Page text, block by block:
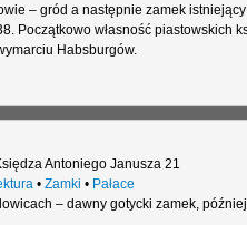
– gród a następnie zamek
Początkowo własność piastowskich
Habsburgów.
Antoniego Janusza 21
• Zamki • Pałace
– dawny gotycki zamek,